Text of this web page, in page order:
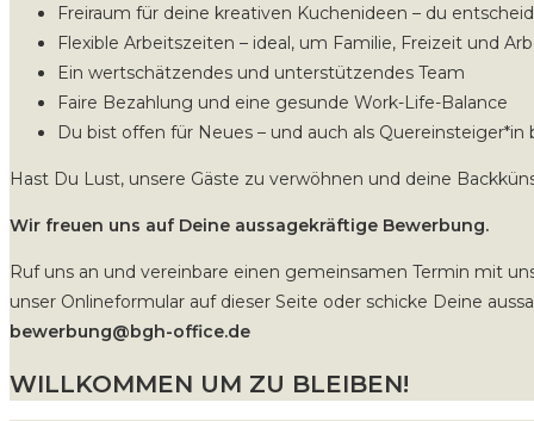
Freiraum für deine kreativen Kuchenideen – du
Flexible Arbeitszeiten – ideal, um Familie, Freizeit und
Ein wertschätzendes und unterstützendes Team
Faire Bezahlung und eine gesunde Work-Life-Balance
Du bist offen für Neues – und auch als
Hast Du Lust, unsere Gäste zu verwöhnen und deine
Wir freuen uns auf Deine aussagekräftige Bewerbung.
Ruf uns an und vereinbare einen gemeinsamen Termin mit
unser Onlineformular auf dieser Seite oder schicke Deine
bewerbung@bgh-office.de
WILLKOMMEN UM ZU BLEIBEN!